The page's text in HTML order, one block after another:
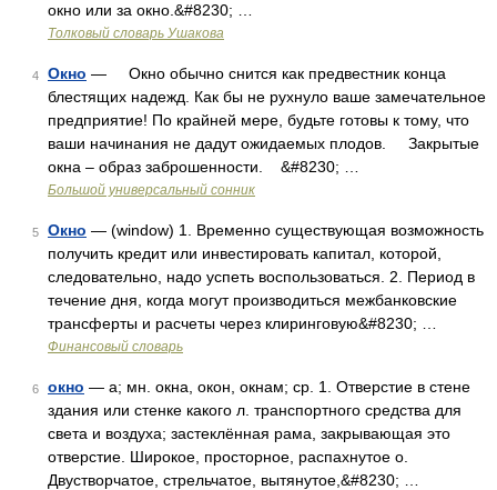
окно или за окно.&#8230; …
Толковый словарь Ушакова
4 Окно — Окно обычно снится как предвестник конца
блестящих надежд. Как бы не рухнуло ваше замечательное
предприятие! По крайней мере, будьте готовы к тому, что
ваши начинания не дадут ожидаемых плодов. Закрытые
окна – образ заброшенности. &#8230; …
Большой универсальный сонник
5 Окно — (window) 1. Временно существующая возможность
получить кредит или инвестировать капитал, которой,
следовательно, надо успеть воспользоваться. 2. Период в
течение дня, когда могут производиться межбанковские
трансферты и расчеты через клиринговую&#8230; …
Финансовый словарь
6 окно — а; мн. окна, окон, окнам; ср. 1. Отверстие в стене
здания или стенке какого л. транспортного средства для
света и воздуха; застеклённая рама, закрывающая это
отверстие. Широкое, просторное, распахнутое о.
Двустворчатое, стрельчатое, вытянутое,&#8230; …